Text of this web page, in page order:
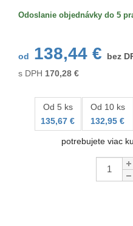
Odoslanie objednávky do 5
od 138,44 €
bez
s DPH 170,28 €
Od 5 ks
135,67 €
Od 10 ks
132,95 €
potrebujete viac